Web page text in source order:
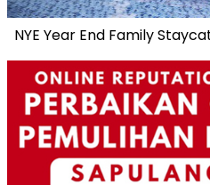
NYE Year End Family